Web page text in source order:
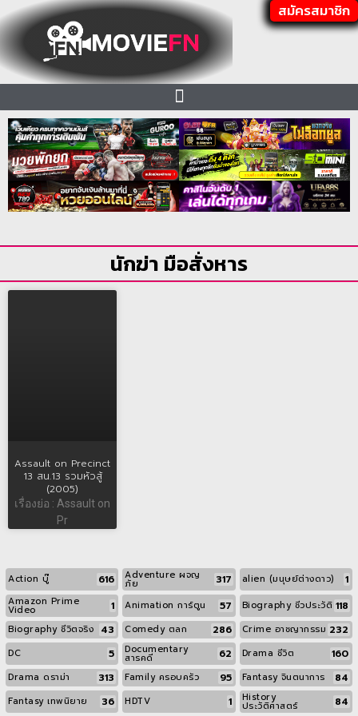
สมัครสมาชิก
นักฆ่า มือสั่งหาร
Assault on Precinct
13 สน.13 รวมหัวสู้
(2005)
เรื่องย่อ : Assault on
Pr
Action บู๊ 616 Adventure ผจญ
ภัย 317 alien (มนุษย์ต่างดาว) 1
Amazon Prime
Video 1 Animation การ์ตูน 57 Biography ชีวประวัติ 118
Biography ชีวิตจริง 43 Comedy ตลก 286 Crime อาชญากรรม 232
DC 5 Documentary
สารคดี 62 Drama ชีวิต 160
Drama ดราม่า 313 Family ครอบครัว 95 Fantasy จินตนาการ 84
Fantasy เทพนิยาย 36 HDTV 1 History
ประวัติศาสตร์ 84